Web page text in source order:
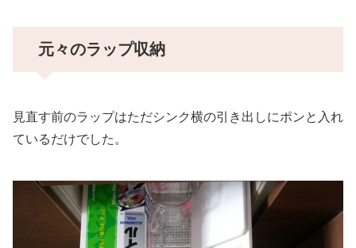
元々のラップ収納
見直す前のラップはただシンク横の引き出しにポンと入れ
ているだけでした。